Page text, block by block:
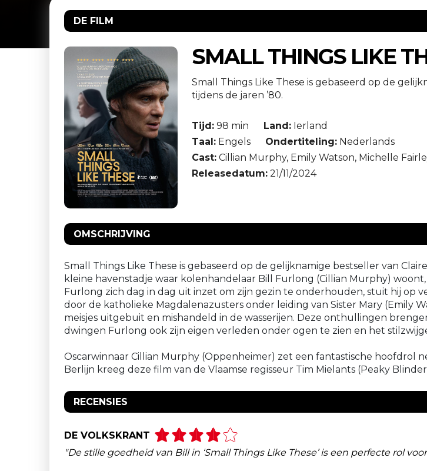
DE FILM
SMALL THINGS LIKE
Small Things Like These is gebaseerd op de
tijdens de jaren ’80.
Tijd:98 min Land:Ierland
Taal:Engels Ondertiteling:Nederlands
Cast:Cillian Murphy, Emily Watson, Michelle
Releasedatum:21/11/2024
OMSCHRIJVING
Small Things Like These is gebaseerd op de gelijknamige bestseller van
kleine havenstadje waar kolenhandelaar Bill Furlong (Cillian Murphy)
Furlong zich dag in dag uit inzet om zijn gezin te onderhouden, stuit hij
door de katholieke Magdalenazusters onder leiding van Sister Mary (Emily
meisjes uitgebuit en mishandeld in de wasserijen. Deze onthullingen
dwingen Furlong ook zijn eigen verleden onder ogen te zien en het
Oscarwinnaar Cillian Murphy (Oppenheimer) zet een fantastische hoofdrol
Berlijn kreeg deze film van de Vlaamse regisseur Tim Mielants (Peaky
RECENSIES
DE VOLKSKRANT
"De stille goedheid van Bill in ‘Small Things Like These’ is een perfecte rol